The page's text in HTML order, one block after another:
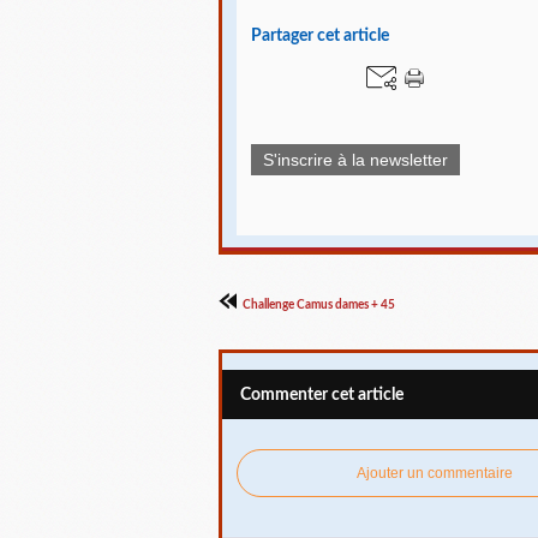
Partager cet article
S'inscrire à la newsletter
Challenge Camus dames + 45
Commenter cet article
Ajouter un commentaire